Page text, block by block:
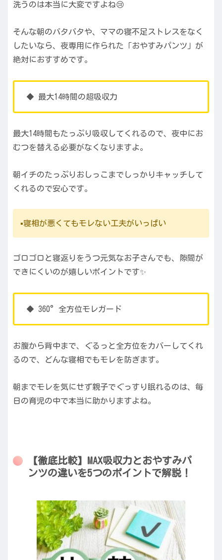
洗うのは本当に大変ですよね😢
そんな朝のバタバタや、ママの寝不足ストレスをなく
したいなら、夜専用に作られた「おやすみパンツ」が
絶対におすすめです。
◆ 最大14時間の超吸収力
最大14時間もたっぷり吸収してくれるので、夜中にお
むつを替える必要がなくなりますよ。
朝イチのたっぷりおしっこまでしっかりキャッチして
くれるので安心です。
▪️寝相が悪くてもモレない工夫がいっぱい
ゴロゴロと寝返りをうつ元気なお子さんでも、隙間が
できにくいのが嬉しいポイントです✨
◆ 360°全方位モレガード
お腹から背中まで、ぐるっと全方位をカバーしてくれ
るので、どんな寝相でもモレを防ぎます。
朝までモレを気にせず親子でぐっすり眠れるのは、毎
日の育児の中で本当に助かりますよね。
【徹底比較】MAX吸収力とおやすみパ
ンツの違いを5つのポイントで解説！